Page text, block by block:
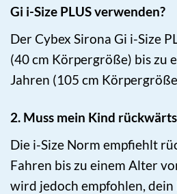
Gi i-Size PLUS verwenden?
Der Cybex Sirona Gi i-Size
(40 cm Körpergröße) bis zu
Jahren (105 cm
2. Muss mein Kind
Die i-Size Norm empfiehlt
Fahren bis zu einem Alter
wird jedoch empfohlen, dein